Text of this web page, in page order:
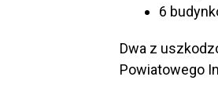
6
Dwa z
Powiatowego